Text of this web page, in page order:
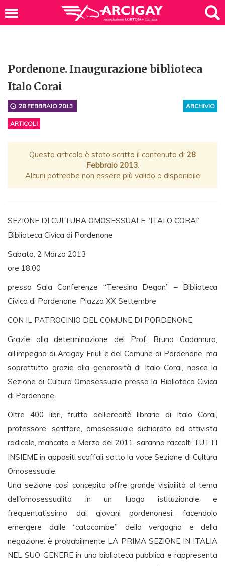
Pordenone. Inaugurazione biblioteca
Italo Corai
ARCHIVIO
28 FEBBRAIO 2013
ARTICOLI
Questo articolo è stato scritto il contenuto di 28
Febbraio 2013.
Alcuni potrebbe non essere più valido o disponibile
SEZIONE DI CULTURA OMOSESSUALE “ITALO CORAI”
Biblioteca Civica di Pordenone
Sabato, 2 Marzo 2013
ore 18,00
presso Sala Conferenze “Teresina Degan” – Biblioteca
Civica di Pordenone, Piazza XX Settembre
CON IL PATROCINIO DEL COMUNE DI PORDENONE
Grazie alla determinazione del Prof. Bruno Cadamuro,
all’impegno di Arcigay Friuli e del Comune di Pordenone, ma
soprattutto grazie alla generosità di Italo Corai, nasce la
Sezione di Cultura Omosessuale presso la Biblioteca Civica
di Pordenone.
Oltre 400 libri, frutto dell’eredità libraria di Italo Corai,
professore, scrittore, omosessuale dichiarato ed attivista
radicale, mancato a Marzo del 2011, saranno raccolti TUTTI
INSIEME in appositi scaffali sotto la voce Sezione di Cultura
Omosessuale.
Una sezione così concepita offre grande visibilità al tema
dell’omosessualità in un luogo istituzionale e
frequentatissimo dai giovani pordenonesi, facendolo
emergere dalle “catacombe” della vergogna e della
negazione: è probabilmente LA PRIMA SEZIONE IN ITALIA
NEL SUO GENERE in una biblioteca pubblica e rappresenta